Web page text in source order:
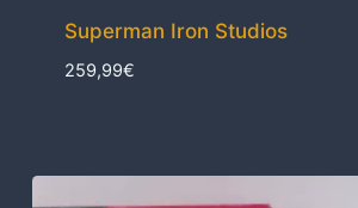
Superman Iron Studios
259,99€